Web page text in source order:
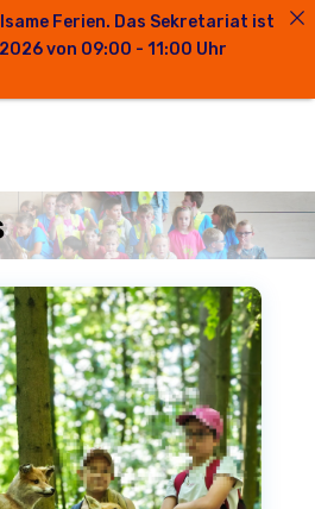
Ferien. Das Sekretariat ist
von 09:00 - 11:00 Uhr